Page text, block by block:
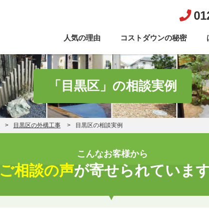
人気の理由 コストダウンの秘密
「目黒区」の相談実例
目黒区の外構工事 目黒区の相談実例
こんなお客様から
ご相談の声が寄せられています